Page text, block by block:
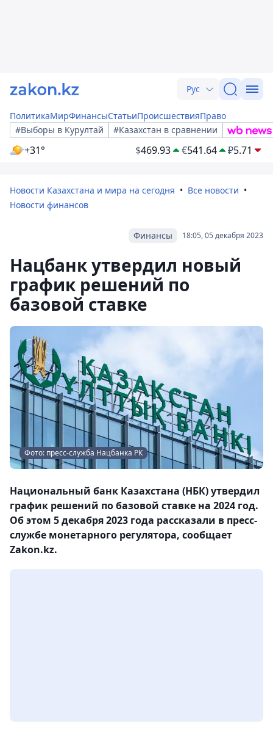
Рус
ПолитикаМирФинансыСтатьиПроисшествияПраво
#Выборы в Курултай
#Казахстан в сравнении
+31° $469.93 €541.64 ₽5.71
Новости Казахстана и мира на сегодня
Все новости
Новости финансов
18:05, 05 декабря 2023
Финансы
Нацбанк утвердил новый
график решений по
базовой ставке
Фото: пресс-служба Нацбанка РК
Национальный банк Казахстана (НБК) утвердил
график решений по базовой ставке на 2024 год.
Об этом 5 декабря 2023 года рассказали в пресс-
службе монетарного регулятора, сообщает
Zakon.kz.